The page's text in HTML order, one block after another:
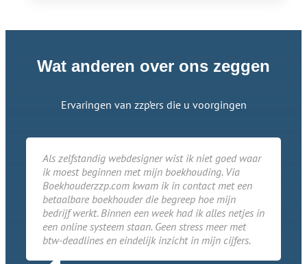
Wat anderen over ons zeggen
Ervaringen van zzp’ers die u voorgingen
Als zelfstandig webdesigner wist ik niet goed waar
ik moest beginnen met mijn boekhouding. Via
Boekhouderzzp.com kwam ik in contact met een
betaalbare boekhouder die begreep hoe mijn
bedrijf werkt. Binnen een week had ik alles netjes in
een online systeem staan. Geen stress meer met
btw-deadlines en eindelijk inzicht in mijn cijfers.